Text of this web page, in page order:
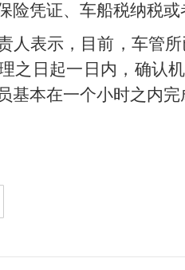
险凭证、车船税纳税
人表示，目前，车管
之日起一日内，确认
基本在一个小时之内